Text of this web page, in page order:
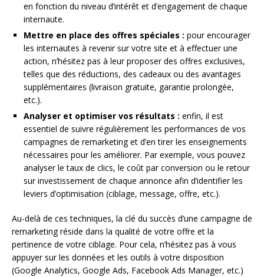
en fonction du niveau d’intérêt et d’engagement de chaque
internaute.
Mettre en place des offres spéciales : pour encourager
les internautes à revenir sur votre site et à effectuer une
action, n’hésitez pas à leur proposer des offres exclusives,
telles que des réductions, des cadeaux ou des avantages
supplémentaires (livraison gratuite, garantie prolongée,
etc.).
Analyser et optimiser vos résultats : enfin, il est
essentiel de suivre régulièrement les performances de vos
campagnes de remarketing et d’en tirer les enseignements
nécessaires pour les améliorer. Par exemple, vous pouvez
analyser le taux de clics, le coût par conversion ou le retour
sur investissement de chaque annonce afin d’identifier les
leviers d’optimisation (ciblage, message, offre, etc.).
Au-delà de ces techniques, la clé du succès d’une campagne de
remarketing réside dans la qualité de votre offre et la
pertinence de votre ciblage. Pour cela, n’hésitez pas à vous
appuyer sur les données et les outils à votre disposition
(Google Analytics, Google Ads, Facebook Ads Manager, etc.)